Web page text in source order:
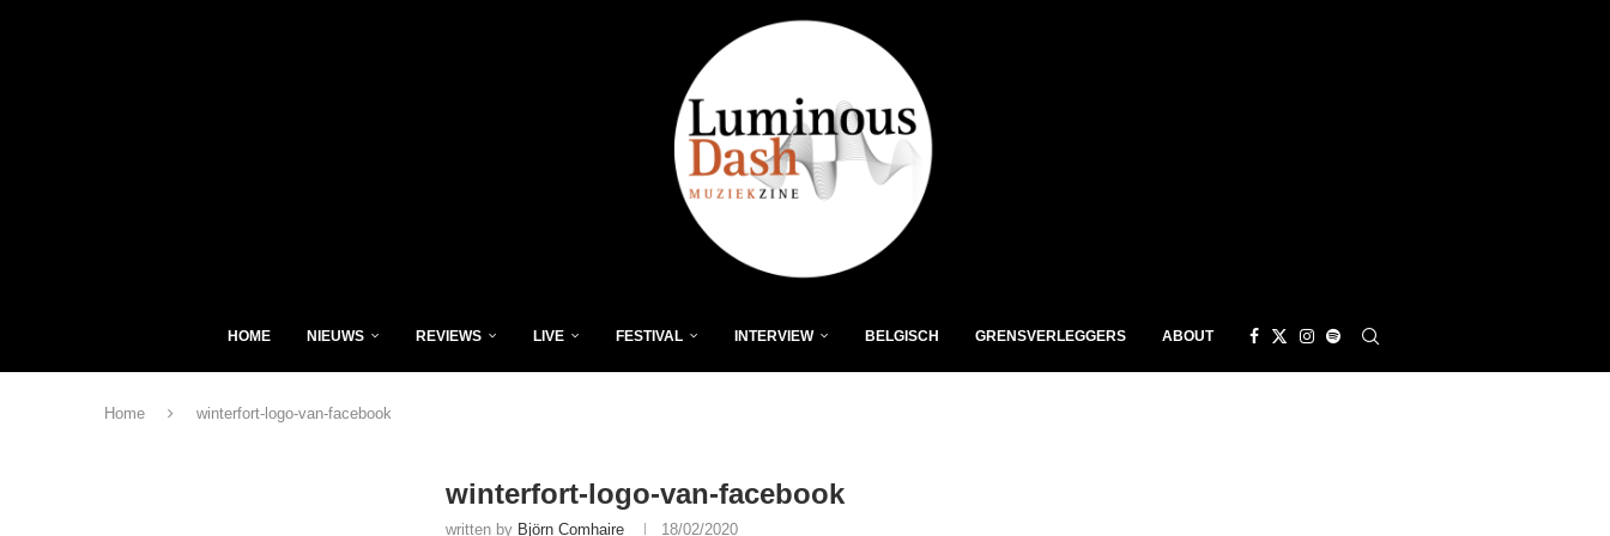
HOME NIEUWS REVIEWS LIVE FESTIVAL INTERVIEW BELGISCH GRENSVERLEGGERS ABOUT
Home winterfort-logo-van-facebook
winterfort-logo-van-facebook
written by Björn Comhaire 18/02/2020